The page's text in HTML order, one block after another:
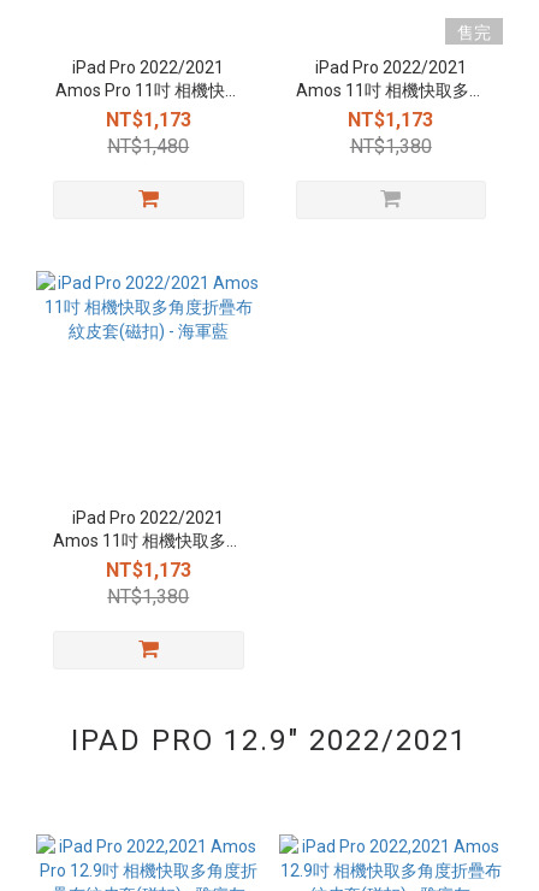
iPad Pro 2022/2021
Amos Pro 11吋 相機快取
多角度折疊布紋皮套(磁扣)
- 海軍藍
NT$1,173
NT$1,480
售完
iPad Pro 2022/2021
Amos 11吋 相機快取多角
度折疊布紋皮套(磁扣) - 雅
痞灰
NT$1,173
NT$1,380
iPad Pro 2022/2021
Amos 11吋 相機快取多角
度折疊布紋皮套(磁扣) - 海
軍藍
NT$1,173
NT$1,380
IPAD PRO 12.9" 2022/2021